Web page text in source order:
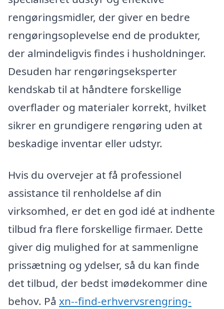
rengøringsmidler, der giver en bedre
rengøringsoplevelse end de produkter,
der almindeligvis findes i husholdninger.
Desuden har rengøringseksperter
kendskab til at håndtere forskellige
overflader og materialer korrekt, hvilket
sikrer en grundigere rengøring uden at
beskadige inventar eller udstyr.
Hvis du overvejer at få professionel
assistance til renholdelse af din
virksomhed, er det en god idé at indhente
tilbud fra flere forskellige firmaer. Dette
giver dig mulighed for at sammenligne
prissætning og ydelser, så du kan finde
det tilbud, der bedst imødekommer dine
behov. På xn--find-erhvervsrengring-